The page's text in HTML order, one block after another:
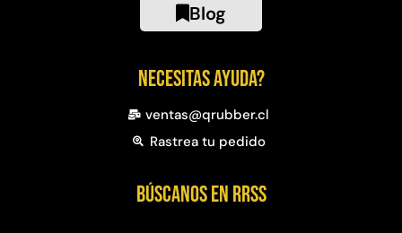
Blog
Necesitas ayuda?
ventas@qrubber.cl
Rastrea tu pedido
Búscanos en RRSS